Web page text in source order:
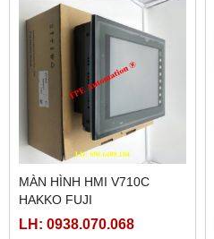
MÀN HÌNH HMI V710C
HAKKO FUJI
LH: 0938.070.068